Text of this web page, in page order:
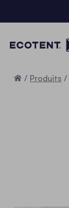
Accueil
Produits